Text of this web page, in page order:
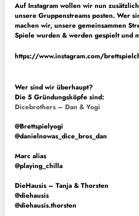
Auf Instagram wollen wir nun
unsere Gruppenstreams posten. Wer
machen wir, unsere gemeinsammen
Spiele wurden & werden gespielt und
https://www.instagram.com/
Wer sind wir überhaupt?
Die 5 Gründungsköpfe sind:
Dicebrothers – Dan & Yogi
@Brettspielyogi
@danielnowas_dice_bros_dan
Marc alias
@playing_chilla
DieHausis – Tanja & Thorsten
@diehausis
@diehausis.thorsten